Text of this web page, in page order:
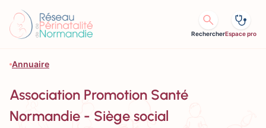
RechercherEspace pro
Annuaire
Association Promotion Santé
Normandie - Siège social